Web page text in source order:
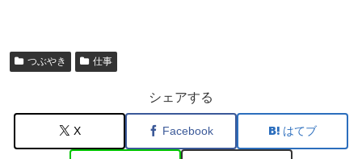
つぶやき 仕事
シェアする
X Facebook はてブ